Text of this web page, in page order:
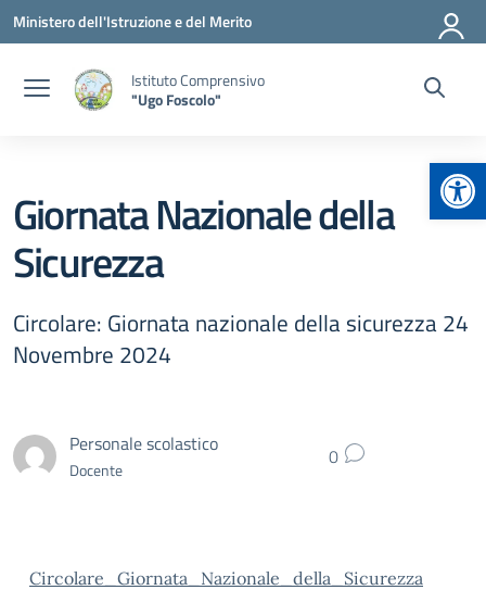
Vai ai contenuti
Vai al menu di navigazione
Vai al footer
Ministero dell'Istruzione e del Merito
Istituto Comprensivo
"Ugo Foscolo"
Giornata Nazionale della
Sicurezza
Circolare: Giornata nazionale della sicurezza 24
Novembre 2024
Personale scolastico
Docente 0
Circolare_Giornata_Nazionale_della_Sicurezza